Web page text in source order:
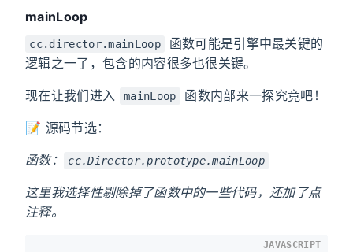
mainLoop
cc.director.mainLoop
函数可能是引擎中最关键的
逻辑之一了，包含的内容很多也很关键。
现在让我们进入 mainLoop 函数内部来一探究竟吧！
📝 源码节选：
函数： cc.Director.prototype.mainLoop
这里我选择性剔除掉了函数中的一些代码，还加了点
注释。
JAVASCRIPT